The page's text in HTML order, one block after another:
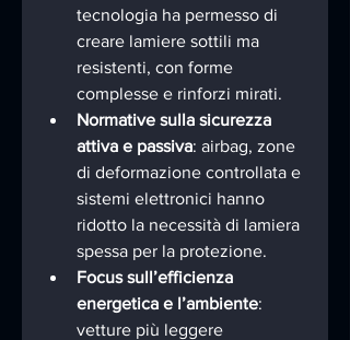
tecnologia ha permesso di
creare lamiere sottili ma
resistenti, con forme
complesse e rinforzi mirati.
Normative sulla sicurezza
attiva e passiva: airbag, zone
di deformazione controllata e
sistemi elettronici hanno
ridotto la necessità di lamiera
spessa per la protezione.
Focus sull’efficienza
energetica e l’ambiente:
vetture più leggere